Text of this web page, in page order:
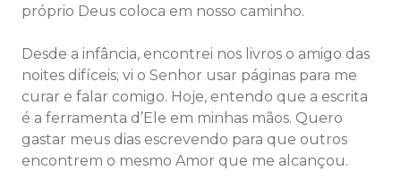
próprio Deus coloca em nosso caminho.
Desde a infância, encontrei nos livros o amigo das
noites difíceis; vi o Senhor usar páginas para me
curar e falar comigo. Hoje, entendo que a escrita
é a ferramenta d’Ele em minhas mãos. Quero
gastar meus dias escrevendo para que outros
encontrem o mesmo Amor que me alcançou.